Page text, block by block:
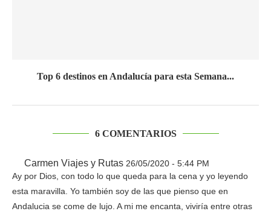
Top 6 destinos en Andalucía para esta Semana...
6 COMENTARIOS
Carmen Viajes y Rutas 26/05/2020 - 5:44 PM
Ay por Dios, con todo lo que queda para la cena y yo leyendo
esta maravilla. Yo también soy de las que pienso que en
Andalucia se come de lujo. A mi me encanta, viviría entre otras